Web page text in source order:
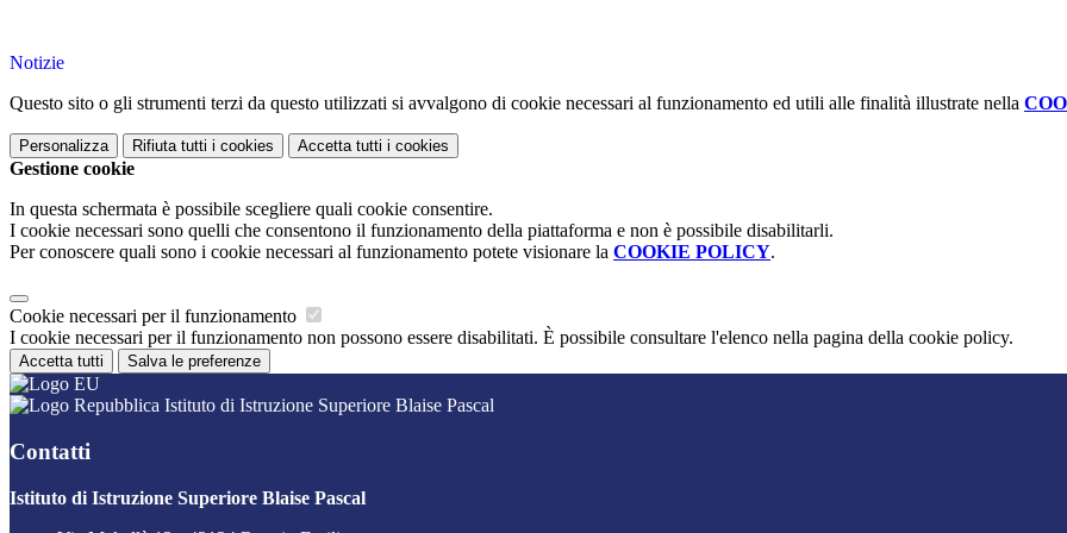
Notizie
Questo sito o gli strumenti terzi da questo utilizzati si avvalgono di cookie necessari al funzionamento ed utili alle finalità illustrate nella
Personalizza Rifiuta tutti i cookies Accetta tutti i cookies
Gestione cookie
In questa schermata è possibile scegliere quali cookie consentire.
I cookie necessari sono quelli che consentono il funzionamento della piattaforma e non è possibile disabilitarli.
Per conoscere quali sono i cookie necessari al funzionamento potete visionare la COOKIE POLICY.
Cookie necessari per il funzionamento
I cookie necessari per il funzionamento non possono essere disabilitati. È possibile consultare l'elenco nella pagina della cookie policy.
Accetta tutti Salva le preferenze
Istituto di Istruzione Superiore Blaise Pascal
Contatti
Istituto di Istruzione Superiore Blaise Pascal